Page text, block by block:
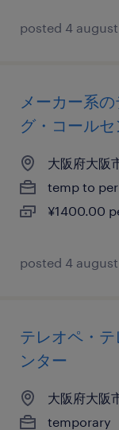
posted 4
メーカー系
グ・コールセ
大阪府大阪
temp to
¥1400.00
posted 4
テレオペ・
ンター
大阪府大阪
temporary